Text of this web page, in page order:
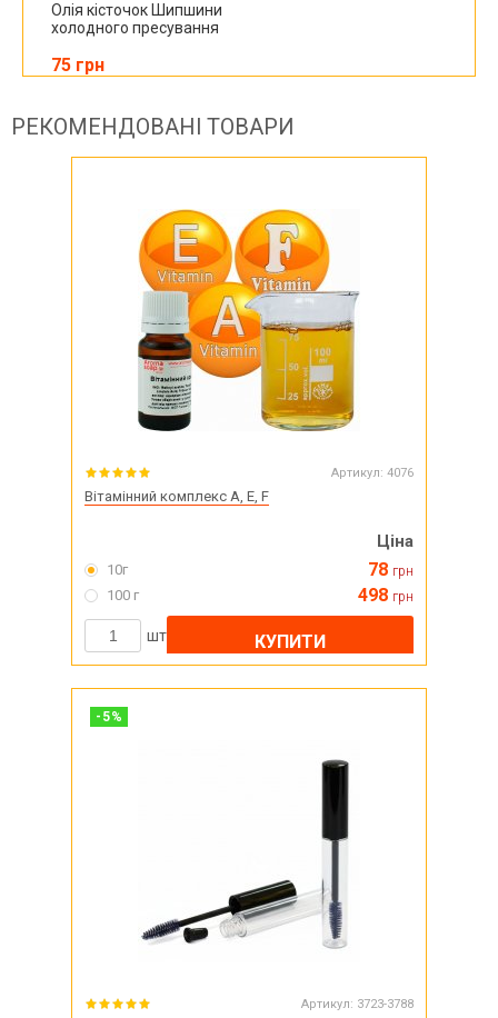
Олія кісточок Шипшини
холодного пресування
75 грн
РЕКОМЕНДОВАНІ ТОВАРИ
Артикул: 4076
Вітамінний комплекс A, E, F
Ціна
10г 78 грн
100 г 498 грн
шт КУПИТИ
- 5%
Артикул: 3723-3788